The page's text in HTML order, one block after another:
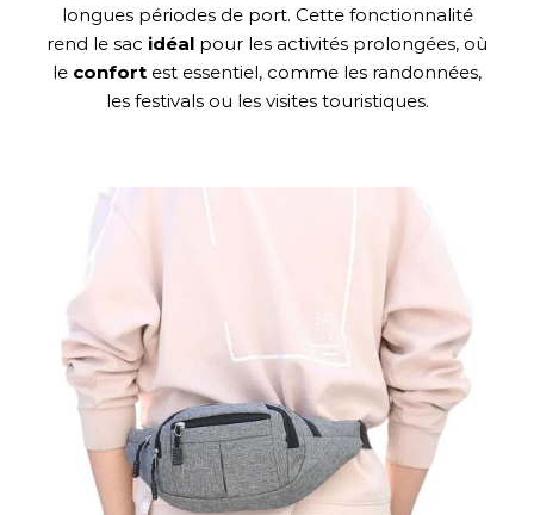
longues périodes de port. Cette fonctionnalité
rend le sac idéal pour les activités prolongées, où
le confort est essentiel, comme les randonnées,
les festivals ou les visites touristiques.